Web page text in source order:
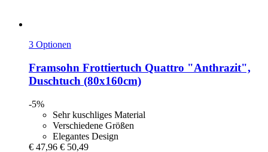
3 Optionen
Framsohn Frottiertuch Quattro "Anthrazit",
Duschtuch (80x160cm)
-5%
Sehr kuschliges Material
Verschiedene Größen
Elegantes Design
€ 47,96 € 50,49